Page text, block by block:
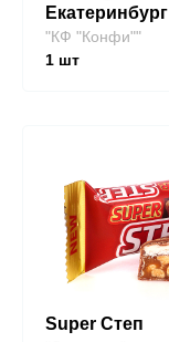
Екатеринбург
"КФ "Конфи""
1шт
Super Степ